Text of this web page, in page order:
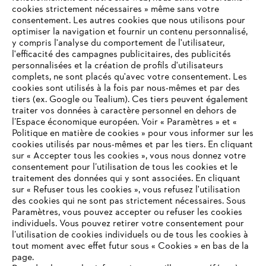
L'Entreprise
STIHL FAQ
Contact
Politique de protection des données
VOTRE NAVIGATEUR INTERNET
N'EST PLUS PRIS EN CHARGE
Vous utilisez un navigateur Internet que nous ne prenons plus
en charge, et certaines fonctionnalités de notre site ne
peuvent fonctionner correctement. Pour une utilisation
cookies strictement nécessaires » même sans votre
consentement. Les autres cookies que nous utilisons pour
optimiser la navigation et fournir un contenu personnalisé,
y compris l'analyse du comportement de l'utilisateur,
l'efficacité des campagnes publicitaires, des publicités
personnalisées et la création de profils d'utilisateurs
complets, ne sont placés qu'avec votre consentement. Les
cookies sont utilisés à la fois par nous-mêmes et par des
tiers (ex. Google ou Tealium). Ces tiers peuvent également
traiter vos données à caractère personnel en dehors de
l’Espace économique européen. Voir « Paramètres » et «
Politique en matière de cookies » pour vous informer sur les
cookies utilisés par nous-mêmes et par les tiers. En cliquant
sur « Accepter tous les cookies », vous nous donnez votre
consentement pour l’utilisation de tous les cookies et le
traitement des données qui y sont associées. En cliquant
sur « Refuser tous les cookies », vous refusez l'utilisation
des cookies qui ne sont pas strictement nécessaires. Sous
Paramètres, vous pouvez accepter ou refuser les cookies
individuels. Vous pouvez retirer votre consentement pour
l’utilisation de cookies individuels ou de tous les cookies à
tout moment avec effet futur sous « Cookies » en bas de la
page.